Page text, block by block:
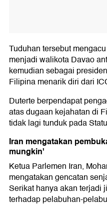
Tuduhan tersebut
menjadi walikota Davao
kemudian sebagai
Filipina menarik diri dari
Duterte berpendapat
atas dugaan kejahatan di
tidak lagi tunduk pada
Iran mengatakan
mungkin'
Ketua Parlemen Iran,
mengatakan gencatan
Serikat hanya akan terjadi
terhadap pelabuhan-